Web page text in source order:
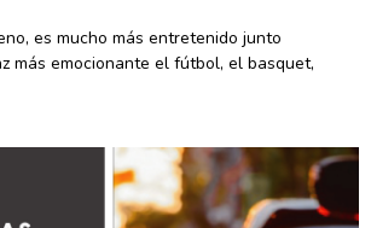
es mucho más entretenido junto
más emocionante el fútbol, el basquet,